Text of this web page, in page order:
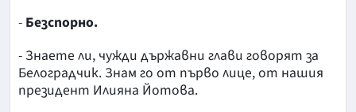
- Безспорно.
- Знаете ли, чужди държавни глави говорят за
Белоградчик. Знам го от първо лице, от нашия
президент Илияна Йотова.